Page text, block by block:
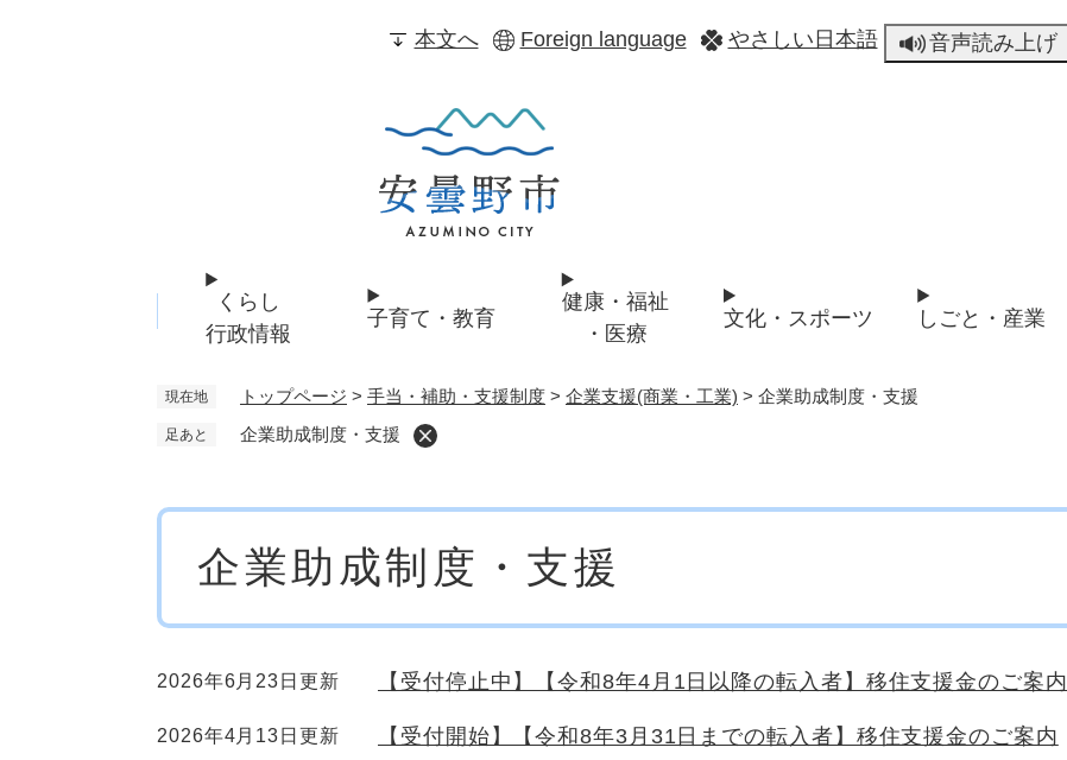
本文へ Foreign language やさしい日本語 音声読み上げ
くらし
行政情報
子育て・教育
健康・福祉
・医療
文化・スポーツ しごと・産業
現在地 トップページ > 手当・補助・支援制度 > 企業支援(商業・工業) > 企業助成制度・支援
足あと 企業助成制度・支援
企業助成制度・支援
2026年6月23日更新 【受付停止中】【令和8年4月1日以降の転入者】移住支援金のご案内
2026年4月13日更新 【受付開始】【令和8年3月31日までの転入者】移住支援金のご案内